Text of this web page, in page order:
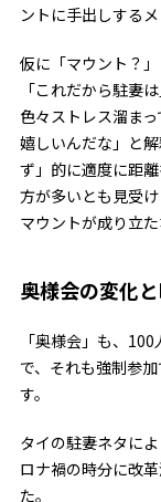
ントに手出しする
仮に「マウント？
「これだから駐妻
色々ストレス溜ま
嬉しいんだな」と
ず」的に適度に距
方が多いとも見受
マウントが成り立た
奥様会の変化
「奥様会」も、
で、それも強制参
す。
タイの駐妻ネタに
ロナ禍の時分に改
た。